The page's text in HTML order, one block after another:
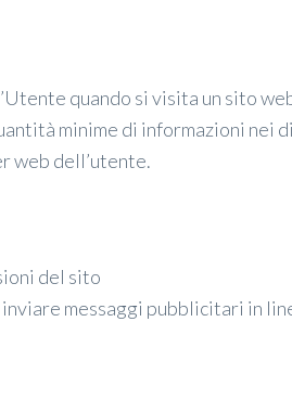
quando si visita un sito
minime di informazioni nei
web dell’utente.
del sito
messaggi pubblicitari in